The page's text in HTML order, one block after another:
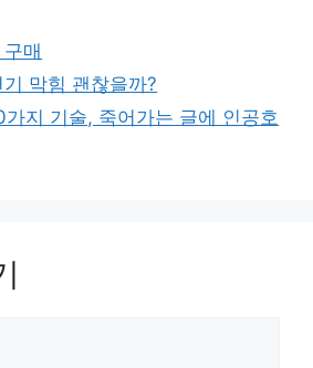
매
막힘 괜찮을까?
가지 기술, 죽어가는 글에 인공호